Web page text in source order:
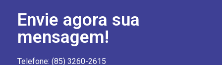
Envie agora sua
mensagem!
Telefone: (85) 3260-2615